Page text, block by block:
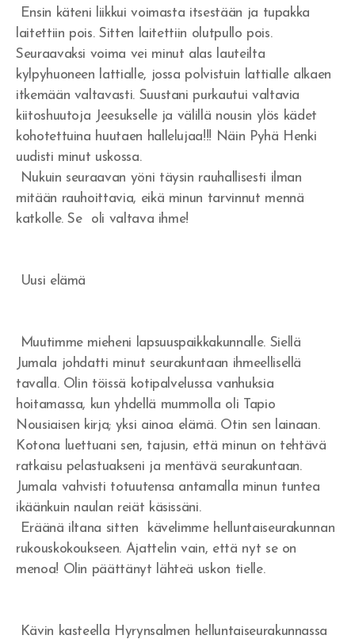
Ensin käteni liikkui voimasta itsestään ja tupakka
laitettiin pois. Sitten laitettiin olutpullo pois.
Seuraavaksi voima vei minut alas lauteilta
kylpyhuoneen lattialle, jossa polvistuin lattialle alkaen
itkemään valtavasti. Suustani purkautui valtavia
kiitoshuutoja Jeesukselle ja välillä nousin ylös kädet
kohotettuina huutaen hallelujaa!!! Näin Pyhä Henki
uudisti minut uskossa.
Nukuin seuraavan yöni täysin rauhallisesti ilman
mitään rauhoittavia, eikä minun tarvinnut mennä
katkolle. Se oli valtava ihme!
Uusi elämä
Muutimme mieheni lapsuuspaikkakunnalle. Siellä
Jumala johdatti minut seurakuntaan ihmeellisellä
tavalla. Olin töissä kotipalvelussa vanhuksia
hoitamassa, kun yhdellä mummolla oli Tapio
Nousiaisen kirja; yksi ainoa elämä. Otin sen lainaan.
Kotona luettuani sen, tajusin, että minun on tehtävä
ratkaisu pelastuakseni ja mentävä seurakuntaan.
Jumala vahvisti totuutensa antamalla minun tuntea
ikäänkuin naulan reiät käsissäni.
Eräänä iltana sitten kävelimme helluntaiseurakunnan
rukouskokoukseen. Ajattelin vain, että nyt se on
menoa! Olin päättänyt lähteä uskon tielle.
Kävin kasteella Hyrynsalmen helluntaiseurakunnassa